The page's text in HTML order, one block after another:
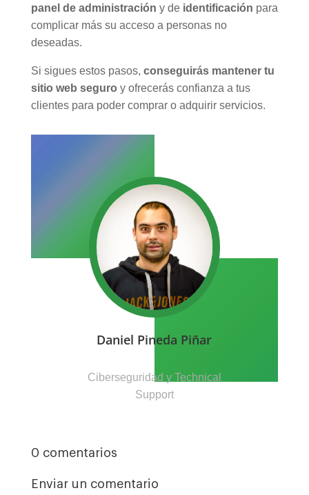
panel de administración y de identificación para
complicar más su acceso a personas no
deseadas.
Si sigues estos pasos, conseguirás mantener tu
sitio web seguro y ofrecerás confianza a tus
clientes para poder comprar o adquirir servicios.
Daniel Pineda Piñar
Ciberseguridad y Technical
Support
0 comentarios
Enviar un comentario